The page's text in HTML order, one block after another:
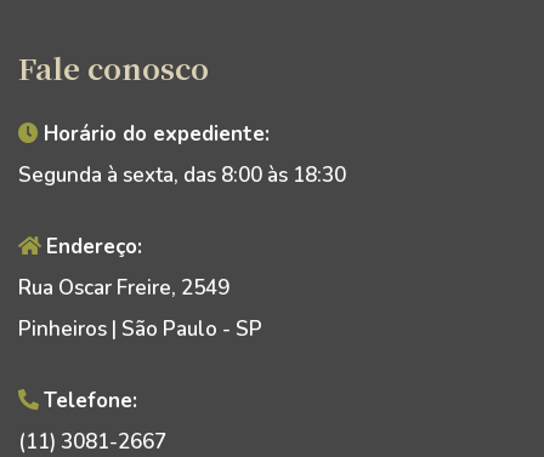
Fale conosco
Horário do expediente:
Segunda à sexta, das 8:00 às 18:30
Endereço:
Rua Oscar Freire, 2549
Pinheiros | São Paulo - SP
Telefone:
(11) 3081-2667